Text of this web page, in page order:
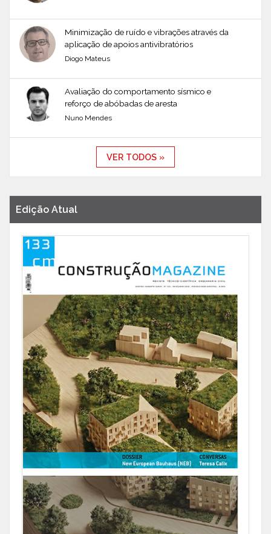
Minimização de ruído e vibrações através da
aplicação de apoios antivibratórios
Diogo Mateus
Avaliação do comportamento sísmico e
reforço de abóbadas de aresta
Nuno Mendes
VER TODOS »
Edição Atual